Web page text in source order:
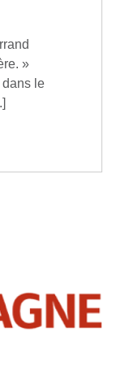
»
dans le